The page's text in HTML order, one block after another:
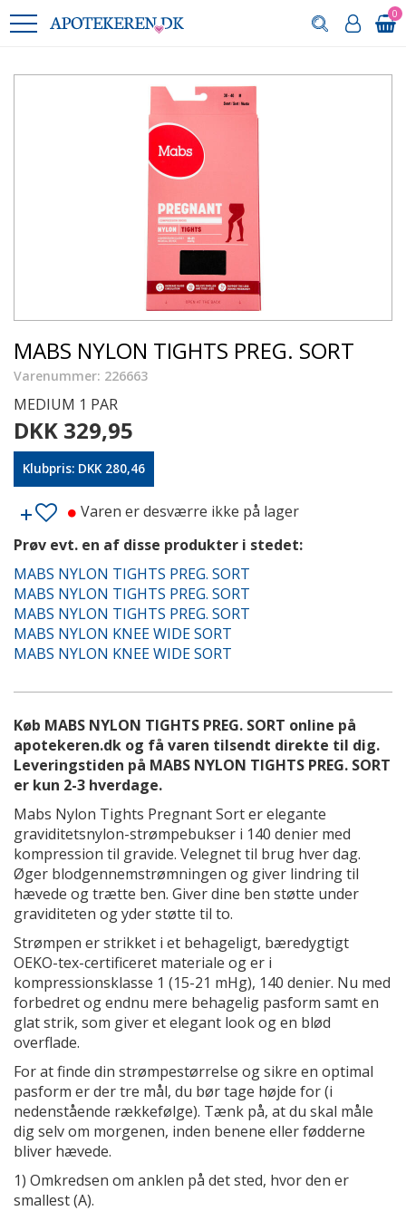
0
MABS NYLON TIGHTS PREG. SORT
Varenummer: 226663
MEDIUM 1 PAR
DKK 329,95
Klubpris: DKK 280,46
Varen er desværre ikke på lager
Prøv evt. en af disse produkter i stedet:
MABS NYLON TIGHTS PREG. SORT
MABS NYLON TIGHTS PREG. SORT
MABS NYLON TIGHTS PREG. SORT
MABS NYLON KNEE WIDE SORT
MABS NYLON KNEE WIDE SORT
Køb MABS NYLON TIGHTS PREG. SORT online på
apotekeren.dk og få varen tilsendt direkte til dig.
Leveringstiden på MABS NYLON TIGHTS PREG. SORT
er kun 2-3 hverdage.
Mabs Nylon Tights Pregnant Sort er elegante
graviditetsnylon-strømpebukser i 140 denier med
kompression til gravide. Velegnet til brug hver dag.
Øger blodgennemstrømningen og giver lindring til
hævede og trætte ben. Giver dine ben støtte under
graviditeten og yder støtte til to.
Strømpen er strikket i et behageligt, bæredygtigt
OEKO-tex-certificeret materiale og er i
kompressionsklasse 1 (15-21 mHg), 140 denier. Nu med
forbedret og endnu mere behagelig pasform samt en
glat strik, som giver et elegant look og en blød
overflade.
For at finde din strømpestørrelse og sikre en optimal
pasform er der tre mål, du bør tage højde for (i
nedenstående rækkefølge). Tænk på, at du skal måle
dig selv om morgenen, inden benene eller fødderne
bliver hævede.
1) Omkredsen om anklen på det sted, hvor den er
smallest (A).